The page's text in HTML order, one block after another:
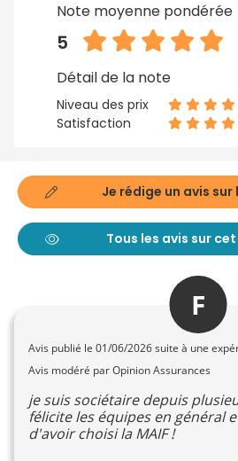
Note moyenne pondérée
5
Détail de la note
Niveau des prix
Satisfaction
Je rédige un avis
Tous les avis sur
F
Avis publié le 01/06/2026suite à une
Avis modéré par Opinion Assurances
je suis sociétaire depuis
félicite les équipes en général
d'avoir choisi la MAIF !